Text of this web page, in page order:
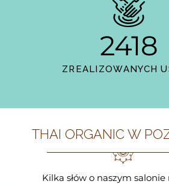
2418
ZREALIZOWANYCH
THAI ORGANIC W
Kilka słów o naszym salonie